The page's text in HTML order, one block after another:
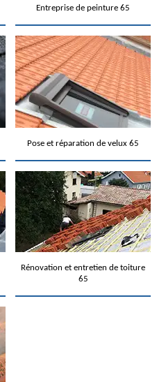
Entreprise de peinture 65
Pose et réparation de velux 65
Rénovation et entretien de toiture
65